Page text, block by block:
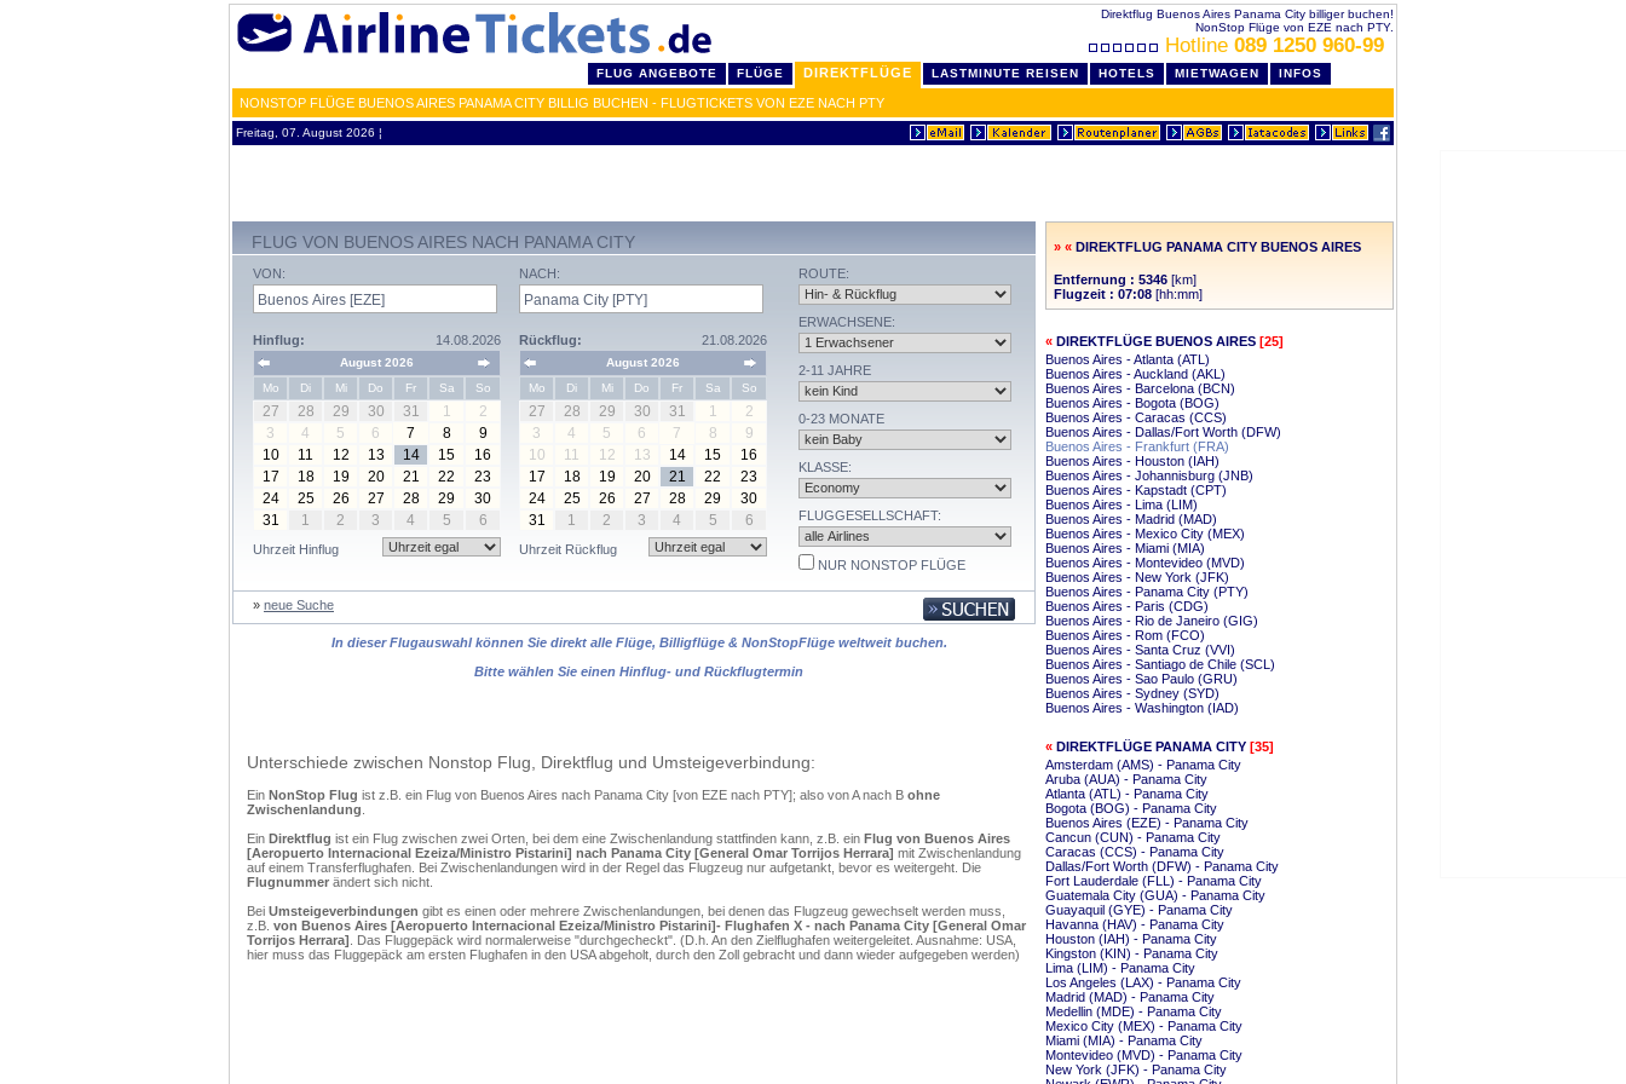
Direktflug Buenos Aires Panama City billiger buchen!
NonStop Flüge von EZE nach PTY.
Hotline 089 1250 960-99
FLUG ANGEBOTE FLÜGE DIREKTFLÜGE LASTMINUTE REISEN HOTELS MIETWAGEN INFOS
NONSTOP FLÜGE BUENOS AIRES PANAMA CITY BILLIG BUCHEN - FLUGTICKETS VON EZE NACH PTY
Freitag, 07. August 2026 ¦
FLUG VON BUENOS AIRES NACH PANAMA CITY
VON:
Hinflug: 14.08.2026
August 2026
Mo
Di Mi Do Fr Sa So
27 28 29 30 31 1
2
3
4 5 6 7 8
9
10
11 12 13 14 15
16
17
18 19 20 21 22
23
24
25 26 27 28 29
30
31
1 2 3 4 5 6
Uhrzeit Hinflug
NACH:
Rückflug: 21.08.2026
August 2026
Mo
Di Mi Do Fr Sa So
27 28 29 30 31 1
2
3
4 5 6 7 8
9
10
11 12 13 14 15
16
17
18 19 20 21 22
23
24
25 26 27 28 29
30
31
1 2 3 4 5 6
Uhrzeit Rückflug
ROUTE:
ERWACHSENE:
2-11 JAHRE
0-23 MONATE
KLASSE:
FLUGGESELLSCHAFT:
NUR NONSTOP FLÜGE
» neue Suche
In dieser Flugauswahl können Sie direkt alle Flüge, Billigflüge & NonStopFlüge weltweit buchen.
Bitte wählen Sie einen Hinflug- und Rückflugtermin
Unterschiede zwischen Nonstop Flug, Direktflug und Umsteigeverbindung:
Ein NonStop Flug ist z.B. ein Flug von Buenos Aires nach Panama City [von EZE nach PTY]; also von A nach B ohne
Zwischenlandung
Ein Direktflug ist ein Flug zwischen zwei Orten, bei dem eine Zwischenlandung stattfinden kann, z.B. ein Flug von Buenos Aires
[Aeropuerto Internacional Ezeiza/Ministro Pistarini] nach Panama City [General Omar Torrijos Herrara] mit Zwischenlandung
auf einem Transferflughafen. Bei Zwischenlandungen wird in der Regel das Flugzeug nur aufgetankt, bevor es weitergeht. Die
Flugnummer ändert sich nicht.
Bei Umsteigeverbindungen gibt es einen oder mehrere Zwischenlandungen, bei denen das Flugzeug gewechselt werden muss,
z.B. von Buenos Aires [Aeropuerto Internacional Ezeiza/Ministro Pistarini]- Flughafen X - nach Panama City [General Omar
Torrijos Herrara] . Das Fluggepäck wird normalerweise "durchgecheckt". (D.h. An den Zielflughafen weitergeleitet. Ausnahme: USA,
hier muss das Fluggepäck am ersten Flughafen in den USA abgeholt, durch den Zoll gebracht und dann wieder aufgegeben werden)
» « DIREKTFLUG PANAMA CITY BUENOS AIRES
Entfernung : 5346 [km]
Flugzeit : 07:08 [hh:mm]
« DIREKTFLÜGE BUENOS AIRES [25]
Buenos Aires - Atlanta (ATL)
Buenos Aires - Auckland (AKL)
Buenos Aires - Barcelona (BCN)
Buenos Aires - Bogota (BOG)
Buenos Aires - Caracas (CCS)
Buenos Aires - Dallas/Fort Worth (DFW)
Buenos Aires - Frankfurt (FRA)
Buenos Aires - Houston (IAH)
Buenos Aires - Johannisburg (JNB)
Buenos Aires - Kapstadt (CPT)
Buenos Aires - Lima (LIM)
Buenos Aires - Madrid (MAD)
Buenos Aires - Mexico City (MEX)
Buenos Aires - Miami (MIA)
Buenos Aires - Montevideo (MVD)
Buenos Aires - New York (JFK)
Buenos Aires - Panama City (PTY)
Buenos Aires - Paris (CDG)
Buenos Aires - Rio de Janeiro (GIG)
Buenos Aires - Rom (FCO)
Buenos Aires - Santa Cruz (VVI)
Buenos Aires - Santiago de Chile (SCL)
Buenos Aires - Sao Paulo (GRU)
Buenos Aires - Sydney (SYD)
Buenos Aires - Washington (IAD)
« DIREKTFLÜGE PANAMA CITY [35]
Amsterdam (AMS) - Panama City
Aruba (AUA) - Panama City
Atlanta (ATL) - Panama City
Bogota (BOG) - Panama City
Buenos Aires (EZE) - Panama City
Cancun (CUN) - Panama City
Caracas (CCS) - Panama City
Dallas/Fort Worth (DFW) - Panama City
Fort Lauderdale (FLL) - Panama City
Guatemala City (GUA) - Panama City
Guayaquil (GYE) - Panama City
Havanna (HAV) - Panama City
Houston (IAH) - Panama City
Kingston (KIN) - Panama City
Lima (LIM) - Panama City
Los Angeles (LAX) - Panama City
Madrid (MAD) - Panama City
Medellin (MDE) - Panama City
Mexico City (MEX) - Panama City
Miami (MIA) - Panama City
Montevideo (MVD) - Panama City
New York (JFK) - Panama City